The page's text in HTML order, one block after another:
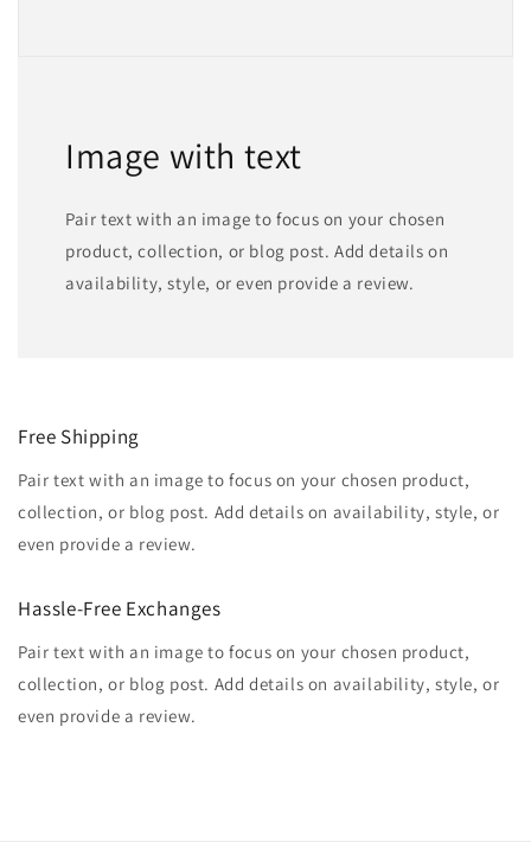
Image with text
Pair text with an image to focus on your chosen
product, collection, or blog post. Add details on
availability, style, or even provide a review.
Free Shipping
Pair text with an image to focus on your chosen product,
collection, or blog post. Add details on availability, style, or
even provide a review.
Hassle-Free Exchanges
Pair text with an image to focus on your chosen product,
collection, or blog post. Add details on availability, style, or
even provide a review.